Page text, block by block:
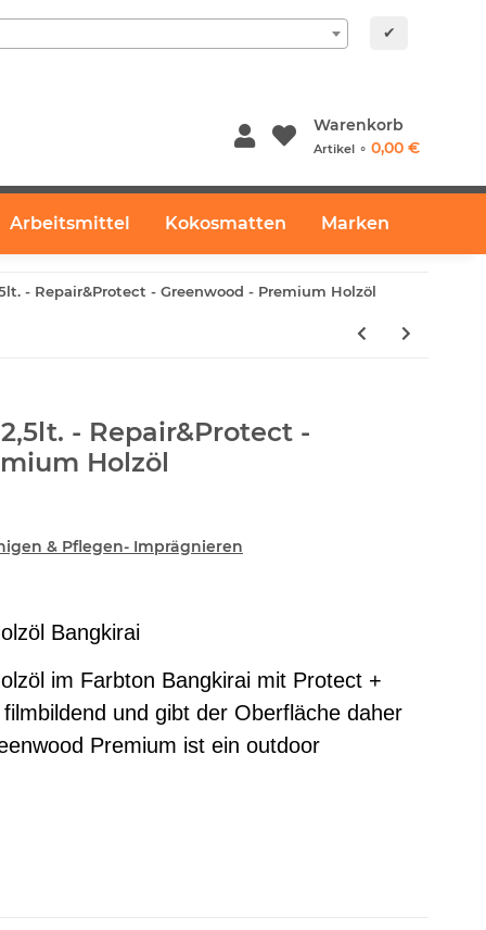
✔
Warenkorb
Artikel ⚬ 0,00 €
Arbeitsmittel Kokosmatten Marken
- Repair&Protect - Greenwood - Premium Holzöl
- Repair&Protect -
Holzöl
& Pflegen- Imprägnieren
Bangkirai
im Farbton Bangkirai mit Protect +
und gibt der Oberfläche daher
Premium ist ein outdoor